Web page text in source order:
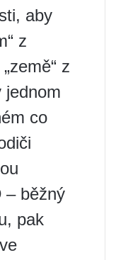
aby
z
z
jednom
co
– běžný
pak